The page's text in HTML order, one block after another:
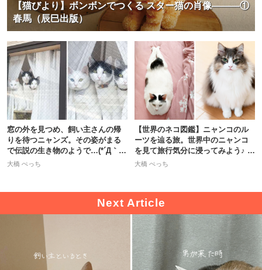
【猫びより】ボンボンでつくる スター猫の肖像―――①
春馬（辰巳出版）
窓の外を見つめ、飼い主さんの帰
りを待つニャンズ。その姿がまる
で伝説の生き物のようで…(*´Д｀)
笑
大橋 ぺっち
【世界のネコ図鑑】ニャンコのル
ーツを辿る旅。世界中のニャンコ
を見て旅行気分に浸ってみよう♪ 1
3枚
大橋 ぺっち